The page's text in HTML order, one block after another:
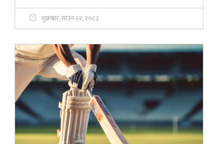
शुक्रबार, साउन २२, २०८३